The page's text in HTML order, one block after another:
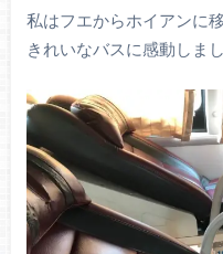
私はフエからホイアンに
きれいなバスに感動しまし